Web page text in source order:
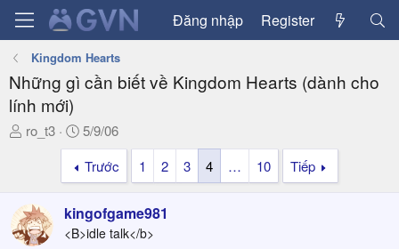
Đăng nhập Register
Kingdom Hearts
Những gì cần biết về Kingdom Hearts (dành cho
lính mới)
T
a
d
s
ro_t3
N
g
à
y
ử
i
5/9/06
Trước
1 2 3 4 … 10 Tiếp
kingofgame981
<B>idle talk</b>